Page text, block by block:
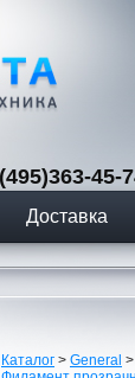
Доставка
Каталог > General